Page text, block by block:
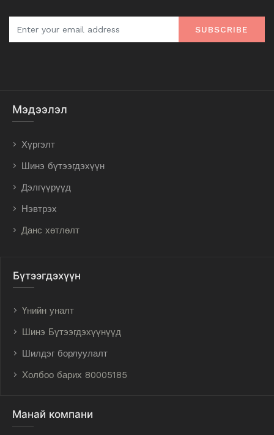
SUBSCRIBE
Мэдээлэл
Хүргэлт
Шинэ бүтээгдэхүүн
Дэлгүүрүүд
Нэвтрэх
Данс хөтлөлт
Бүтээгдэхүүн
Үнийн уналт
Шинэ Бүтээгдэхүүнүүд
Шилдэг борлуулалт
Холбоо барих 80005185
Манай компани